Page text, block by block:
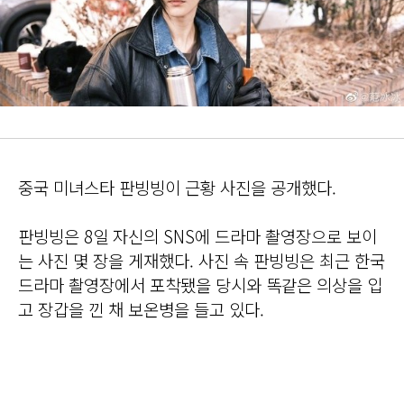
중국 미녀스타 판빙빙이 근황 사진을 공개했다.
판빙빙은 8일 자신의 SNS에 드라마 촬영장으로 보이
는 사진 몇 장을 게재했다. 사진 속 판빙빙은 최근 한국
드라마 촬영장에서 포착됐을 당시와 똑같은 의상을 입
고 장갑을 낀 채 보온병을 들고 있다.